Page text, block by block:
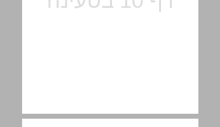
2.ב. מבוא תוכני לספר שופטים (ד"ר גליה סמו ) ... 11